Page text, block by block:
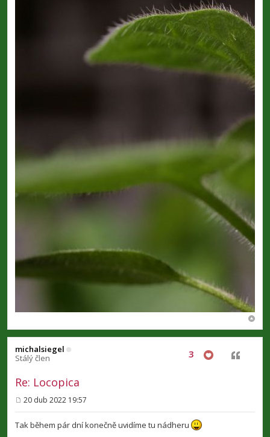
michalsiegel
Stálý člen
Re: Locopica
3 Citovat
ř
í
20 dub 2022 19:57
Tak během pár dní konečně uvidíme tu nádheru